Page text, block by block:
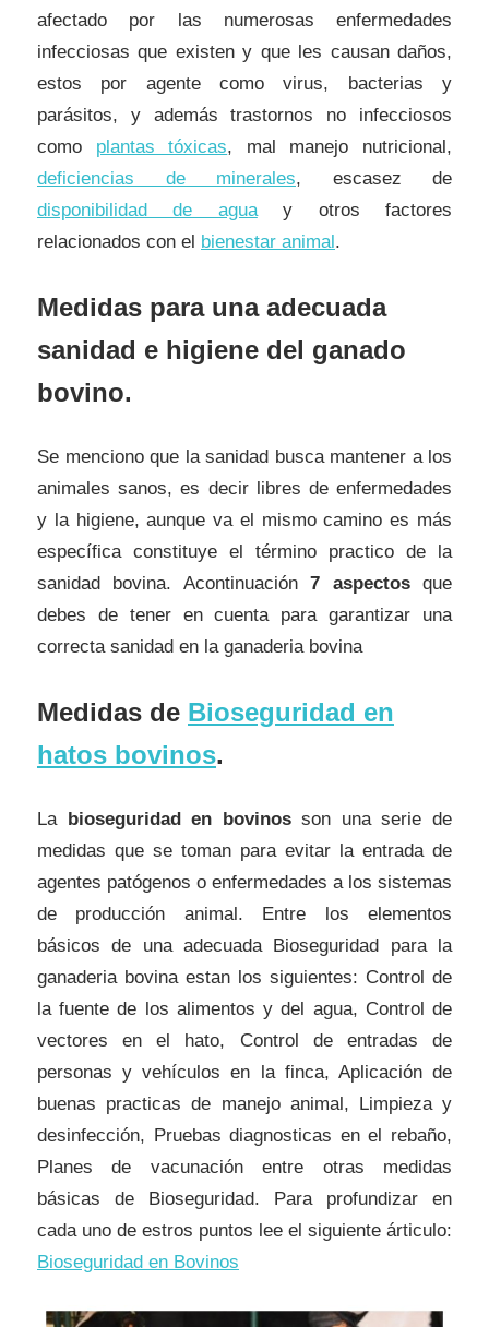
afectado por las numerosas enfermedades
infecciosas que existen y que les causan daños,
estos por agente como virus, bacterias y
parásitos, y además trastornos no infecciosos
como plantas tóxicas, mal manejo nutricional,
deficiencias de minerales, escasez de
disponibilidad de aguay otros factores
relacionados con el bienestar animal.
Medidas para una adecuada
sanidad e higiene del ganado
bovino.
Se menciono que la sanidad busca mantener a los
animales sanos, es decir libres de enfermedades
y la higiene, aunque va el mismo camino es más
específica constituye el término practico de la
sanidad bovina. Acontinuación7 aspectosque
debes de tener en cuenta para garantizar una
correcta sanidad en la ganaderia bovina
Medidas de Bioseguridad en
hatos bovinos.
La bioseguridad en bovinosson una serie de
medidas que se toman para evitar la entrada de
agentes patógenos o enfermedades a los sistemas
de producción animal. Entre los elementos
básicos de una adecuada Bioseguridad para la
ganaderia bovina estan los siguientes: Control de
la fuente de los alimentos y del agua, Control de
vectores en el hato, Control de entradas de
personas y vehículos en la finca, Aplicación de
buenas practicas de manejo animal, Limpieza y
desinfección, Pruebas diagnosticas en el rebaño,
Planes de vacunación entre otras medidas
básicas de Bioseguridad. Para profundizar en
cada uno de estros puntos lee el siguiente árticulo:
Bioseguridad en Bovinos